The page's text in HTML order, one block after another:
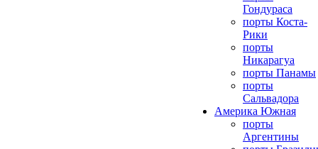
Гондураса
порты Коста-
Рики
порты
Никарагуа
порты Панамы
порты
Сальвадора
Америка Южная
порты
Аргентины